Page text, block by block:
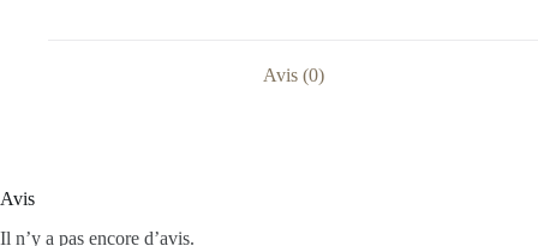
Avis (0)
Avis
Il n’y a pas encore d’avis.